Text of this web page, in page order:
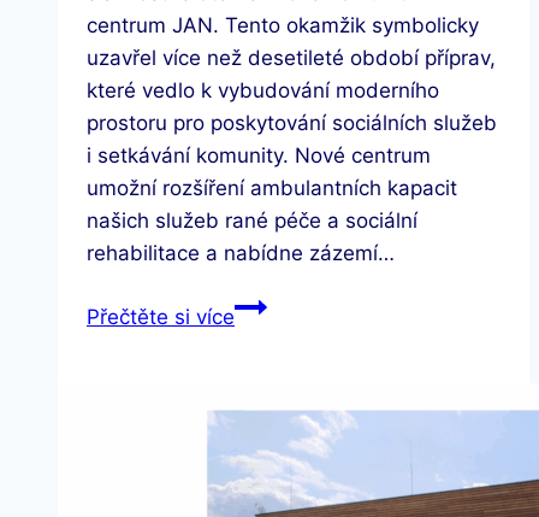
centrum JAN. Tento okamžik symbolicky
uzavřel více než desetileté období příprav,
které vedlo k vybudování moderního
prostoru pro poskytování sociálních služeb
i setkávání komunity. Nové centrum
umožní rozšíření ambulantních kapacit
našich služeb rané péče a sociální
rehabilitace a nabídne zázemí…
Přečtěte si víceOtevření